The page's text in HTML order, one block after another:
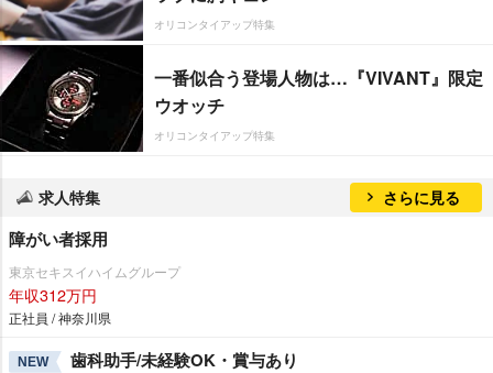
オリコンタイアップ特集
一番似合う登場人物は…『VIVANT』限定
ウオッチ
オリコンタイアップ特集
求人特集 さらに見る
障がい者採用
東京セキスイハイムグループ
年収312万円
正社員 / 神奈川県
NEW 歯科助手/未経験OK・賞与あり